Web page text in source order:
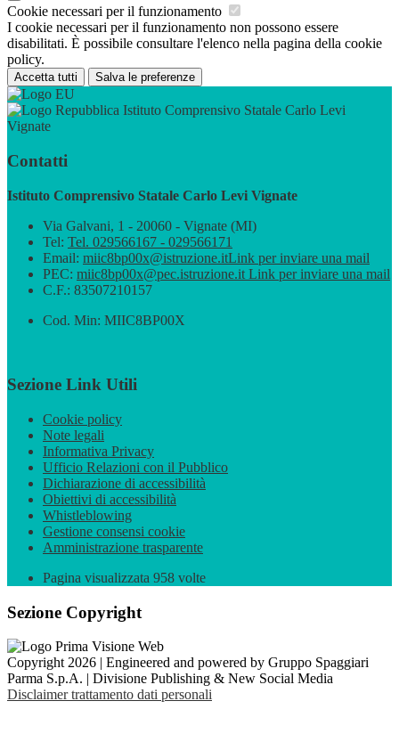
Cookie necessari per il funzionamento
I cookie necessari per il funzionamento non possono essere
disabilitati. È possibile consultare l'elenco nella pagina della cookie
policy.
Accetta tutti Salva le preferenze
Istituto Comprensivo Statale Carlo Levi
Vignate
Contatti
Istituto Comprensivo Statale Carlo Levi Vignate
Via Galvani, 1 - 20060 - Vignate (MI)
Tel: Tel. 029566167 - 029566171
Email: miic8bp00x@istruzione.itLink per inviare una mail
PEC: miic8bp00x@pec.istruzione.it Link per inviare una mail
C.F.: 83507210157
Cod. Min: MIIC8BP00X
Sezione Link Utili
Cookie policy
Note legali
Informativa Privacy
Ufficio Relazioni con il Pubblico
Dichiarazione di accessibilità
Obiettivi di accessibilità
Whistleblowing
Gestione consensi cookie
Amministrazione trasparente
Pagina visualizzata 958 volte
Sezione Copyright
Copyright 2026 | Engineered and powered by Gruppo Spaggiari
Parma S.p.A. | Divisione Publishing & New Social Media
Disclaimer trattamento dati personali